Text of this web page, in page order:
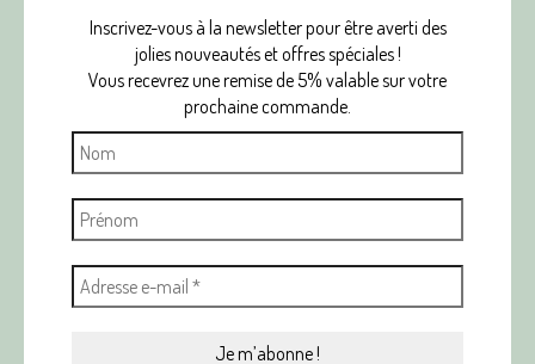
Inscrivez-vous à la newsletter pour être averti des
jolies nouveautés et offres spéciales !
Vous recevrez une remise de 5% valable sur votre
prochaine commande.